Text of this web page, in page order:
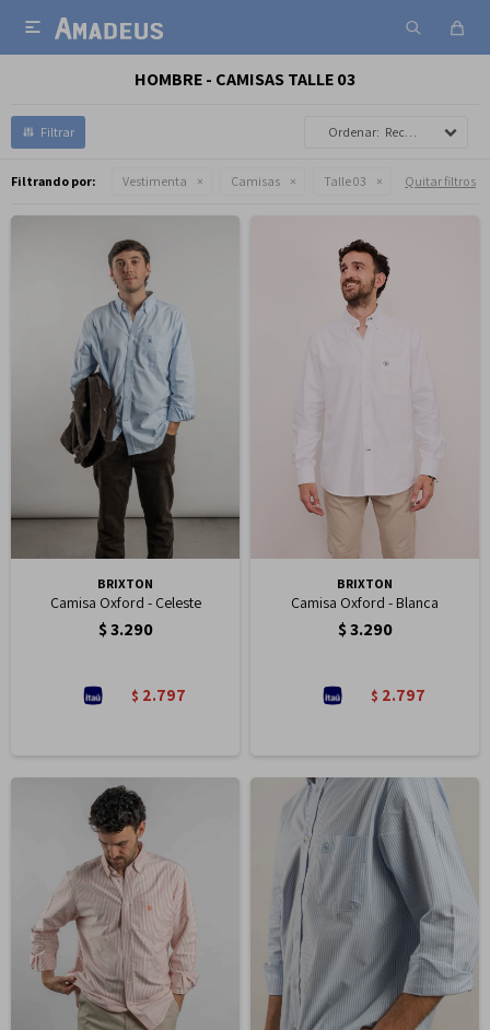

HOMBRE - CAMISAS TALLE 03
Recomendados
Filtrando por: Vestimenta Camisas Talle 03 Quitar filtros
BRIXTON
Camisa Oxford - Celeste
$3.290
$ 2.797
BRIXTON
Camisa Oxford - Blanca
$3.290
$ 2.797